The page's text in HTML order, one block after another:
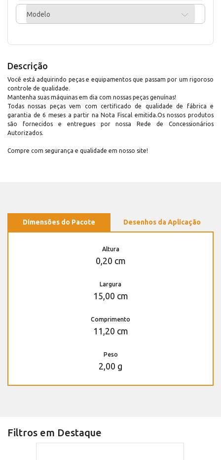
Modelo
Descrição
Você está adquirindo peças e equipamentos que passam por um rigoroso
controle de qualidade.
Mantenha suas máquinas em dia com nossas peças genuínas!
Todas nossas peças vem com certificado de qualidade de fábrica e
garantia de 6 meses a partir na Nota Fiscal emitida.Os nossos produtos
são fornecidos e entregues por nossa Rede de Concessionários
Autorizados.
Compre com segurança e qualidade em nosso site!
Dimensões do Pacote Desenhos da Aplicação
Altura
0,20 cm
Largura
15,00 cm
Comprimento
11,20 cm
Peso
2,00 g
Filtros em Destaque